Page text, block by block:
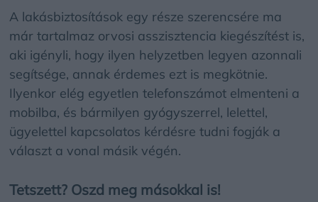
A lakásbiztosítások egy része szerencsére ma
már tartalmaz orvosi asszisztencia kiegészítést is,
aki igényli, hogy ilyen helyzetben legyen azonnali
segítsége, annak érdemes ezt is megkötnie.
Ilyenkor elég egyetlen telefonszámot elmenteni a
mobilba, és bármilyen gyógyszerrel, lelettel,
ügyelettel kapcsolatos kérdésre tudni fogják a
választ a vonal másik végén.
Tetszett? Oszd meg másokkal is!